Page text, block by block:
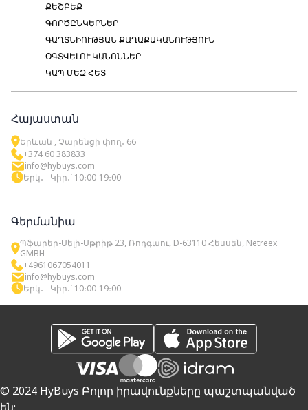
ՔԵՇԲԵՔ
ԳՈՐԾԸՆԿԵՐՆԵՐ
ԳԱՂՏՆԻՈՒԹՅԱՆ ՔԱՂԱՔԱԿԱՆՈՒԹՅՈՒՆ
ՕԳՏՎԵԼՈՒ ԿԱՆՈՆՆԵՐ
ԿԱՊ ՄԵԶ ՀԵՏ
Հայաստան
Երևան , Չարենցի փող․ 66
+374 60 383833
info@hybuys.com
Երկ․ - Կիր․՝ 10։00-19։00
Գերմանիա
Պֆարեր-Սելի-Սթրիթ 23, Ռոդգաու, D-63110 Հեսսեն, Netreex
GMBH
+4961067054011
info@hybuys.com
Երկ․ - Կիր․՝ 10։00-19։00
© 2024 HyBuys Բոլոր իրավունքները պաշտպանված